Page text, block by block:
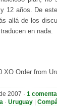
12 años. De
allá de los
en nada.
XO Order from
2007 · 1
· Uruguay